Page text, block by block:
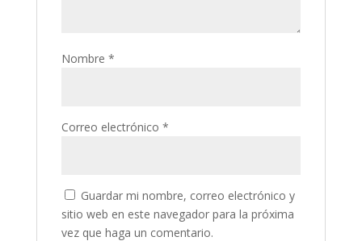
Nombre *
Correo electrónico *
Guardar mi nombre, correo electrónico y
sitio web en este navegador para la próxima
vez que haga un comentario.